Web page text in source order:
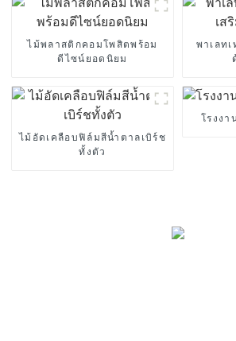
ไม้พลาสติกคอมโพสิตพร้อม
ดีไซน์ยอดนิยม
พาเลท
ไม้อัดเคลือบฟิล์มสีน้ำตาลเบิร์ช
ทั้งตัว
โรงง